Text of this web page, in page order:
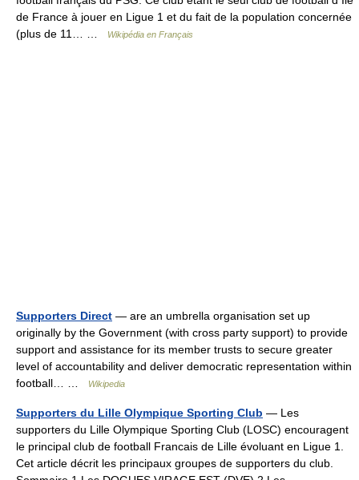
de France à jouer en Ligue 1 et du fait de la population concernée
(plus de 11… …
Wikipédia en Français
Supporters Direct — are an umbrella organisation set up
originally by the Government (with cross party support) to provide
support and assistance for its member trusts to secure greater
level of accountability and deliver democratic representation within
football… …
Wikipedia
Supporters du Lille Olympique Sporting Club — Les
supporters du Lille Olympique Sporting Club (LOSC) encouragent
le principal club de football Francais de Lille évoluant en Ligue 1.
Cet article décrit les principaux groupes de supporters du club.